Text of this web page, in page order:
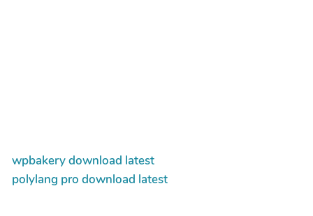
wpbakery download latest
polylang pro download latest